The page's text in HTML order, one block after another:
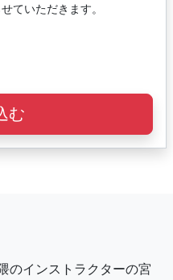
ていただきます。
む
のインストラクターの宮